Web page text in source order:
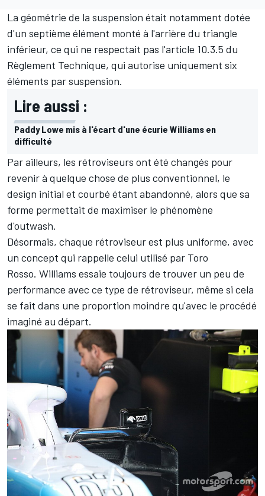
La géométrie de la suspension était notamment dotée
d'un septième élément monté à l'arrière du triangle
inférieur, ce qui ne respectait pas l'article 10.3.5 du
Règlement Technique, qui autorise uniquement six
éléments par suspension.
Lire aussi :
Paddy Lowe mis à l'écart d'une écurie Williams en
difficulté
Par ailleurs, les rétroviseurs ont été changés pour
revenir à quelque chose de plus conventionnel, le
design initial et courbé étant abandonné, alors que sa
forme permettait de maximiser le phénomène
d'outwash.
Désormais, chaque rétroviseur est plus uniforme, avec
un concept qui rappelle celui utilisé par Toro
Rosso. Williams essaie toujours de trouver un peu de
performance avec ce type de rétroviseur, même si cela
se fait dans une proportion moindre qu'avec le procédé
imaginé au départ.